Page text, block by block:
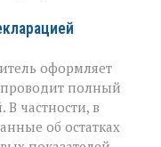
оформляет
проводит полный
частности, в
об остатках